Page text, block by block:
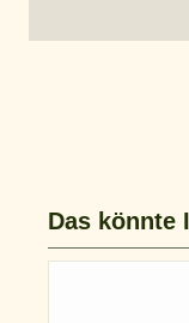
Das könnte